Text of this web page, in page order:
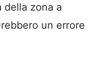
della zona a
un errore